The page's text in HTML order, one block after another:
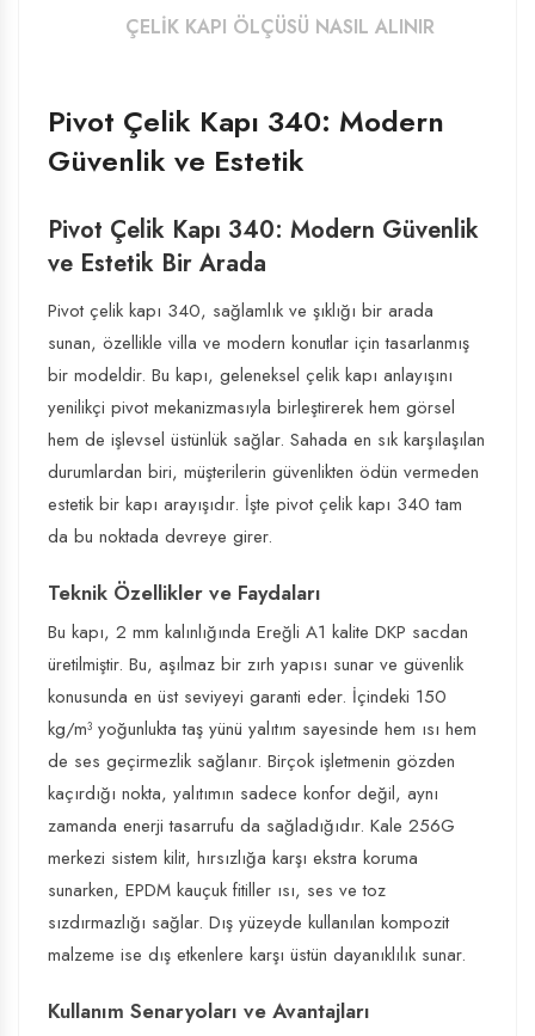
ÇELIK KAPI ÖLÇÜSÜ NASIL ALINIR
Pivot Çelik Kapı 340: Modern
Güvenlik ve Estetik
Pivot Çelik Kapı 340: Modern Güvenlik
ve Estetik Bir Arada
Pivot çelik kapı 340, sağlamlık ve şıklığı bir arada
sunan, özellikle villa ve modern konutlar için tasarlanmış
bir modeldir. Bu kapı, geleneksel çelik kapı anlayışını
yenilikçi pivot mekanizmasıyla birleştirerek hem görsel
hem de işlevsel üstünlük sağlar. Sahada en sık karşılaşılan
durumlardan biri, müşterilerin güvenlikten ödün vermeden
estetik bir kapı arayışıdır. İşte pivot çelik kapı 340 tam
da bu noktada devreye girer.
Teknik Özellikler ve Faydaları
Bu kapı, 2 mm kalınlığında Ereğli A1 kalite DKP sacdan
üretilmiştir. Bu, aşılmaz bir zırh yapısı sunar ve güvenlik
konusunda en üst seviyeyi garanti eder. İçindeki 150
kg/m³ yoğunlukta taş yünü yalıtım sayesinde hem ısı hem
de ses geçirmezlik sağlanır. Birçok işletmenin gözden
kaçırdığı nokta, yalıtımın sadece konfor değil, aynı
zamanda enerji tasarrufu da sağladığıdır. Kale 256G
merkezi sistem kilit, hırsızlığa karşı ekstra koruma
sunarken, EPDM kauçuk fitiller ısı, ses ve toz
sızdırmazlığı sağlar. Dış yüzeyde kullanılan kompozit
malzeme ise dış etkenlere karşı üstün dayanıklılık sunar.
Kullanım Senaryoları ve Avantajları